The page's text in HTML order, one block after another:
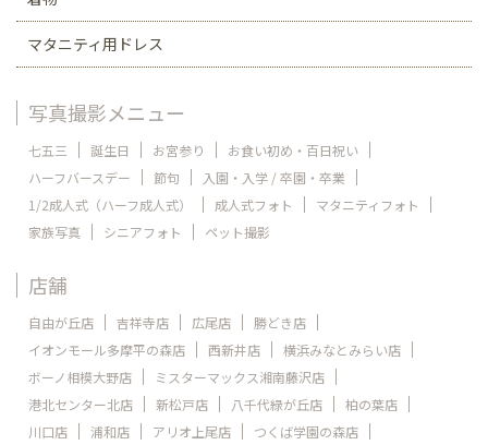
マタニティ用ドレス
写真撮影メニュー
七五三 誕生日 お宮参り
お食い初め・百日祝い
ハーフバースデー
節句
入園・入学 / 卒園・卒業
1/2成人式（ハーフ成人式）
成人式フォト
マタニティフォト
家族写真
シニアフォト ペット撮影
店舗
自由が丘店 吉祥寺店 広尾店
勝どき店
イオンモール多摩平の森店
西新井店
横浜みなとみらい店
ボーノ相模大野店
ミスターマックス湘南藤沢店
港北センター北店
新松戸店 八千代緑が丘店
柏の葉店
川口店
浦和店 アリオ上尾店
つくば学園の森店